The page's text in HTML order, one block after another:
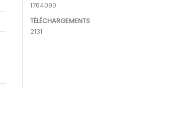
1764090
TÉLÉCHARGEMENTS
2131